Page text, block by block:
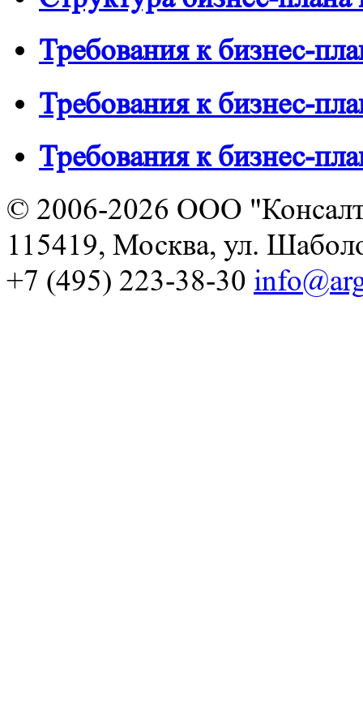
Требования к бизнес-
Требования к бизнес-
Требования к бизнес-
© 2006-2026 ООО
115419, Москва, ул.
+7 (495) 223-38-30